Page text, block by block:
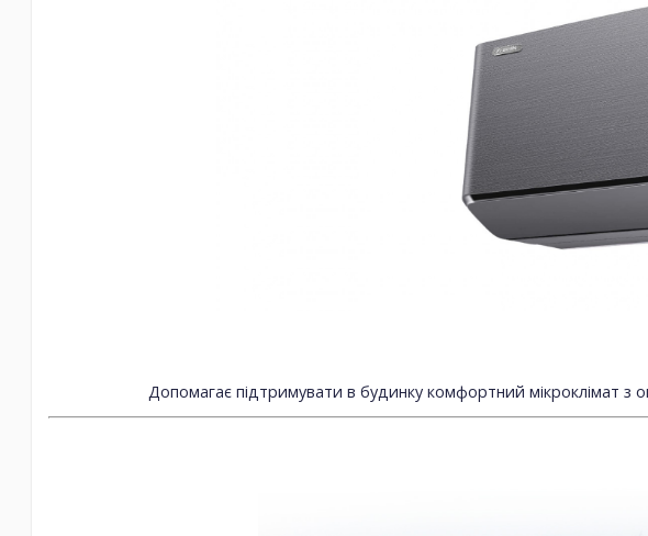
Допомагає підтримувати в будинку комфортний мікроклімат з